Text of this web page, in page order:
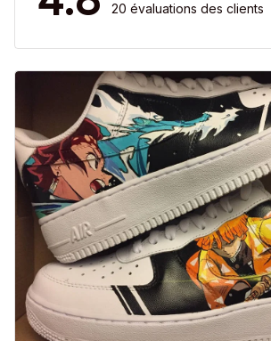
20 évaluations des clients